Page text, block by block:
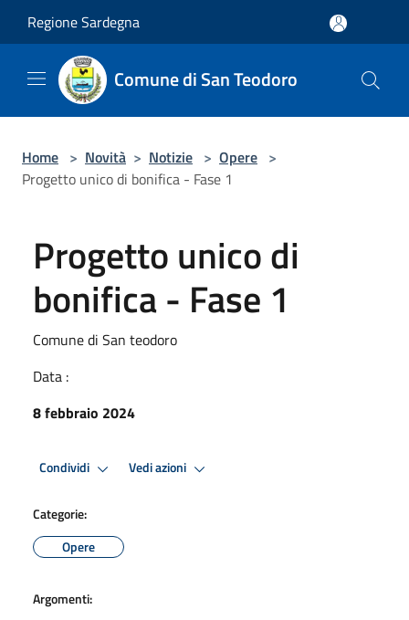
Regione Sardegna
Comune di San Teodoro
Home > Novità > Notizie > Opere >
Progetto unico di bonifica - Fase 1
Progetto unico di
bonifica - Fase 1
Comune di San teodoro
Data :
8 febbraio 2024
Condividi Vedi azioni
Categorie:
Opere
Argomenti: